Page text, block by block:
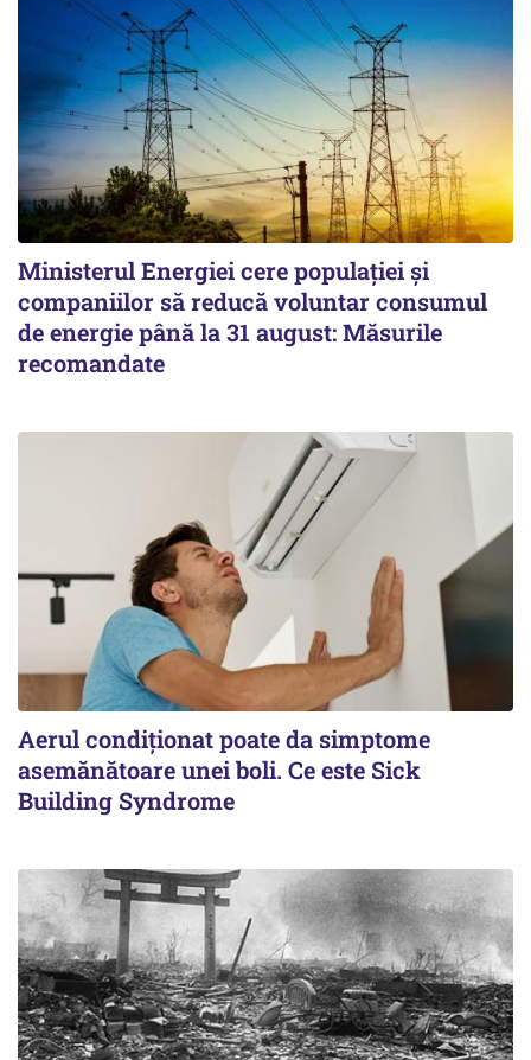
Ministerul Energiei cere populației și
companiilor să reducă voluntar consumul
de energie până la 31 august: Măsurile
recomandate
Aerul condiționat poate da simptome
asemănătoare unei boli. Ce este Sick
Building Syndrome